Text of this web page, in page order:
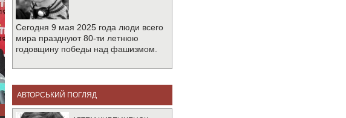
Сегодня 9 мая 2025 года люди всего
мира празднуют 80-ти летнюю
годовщину победы над фашизмом.
АВТОРСЬКИЙ ПОГЛЯД